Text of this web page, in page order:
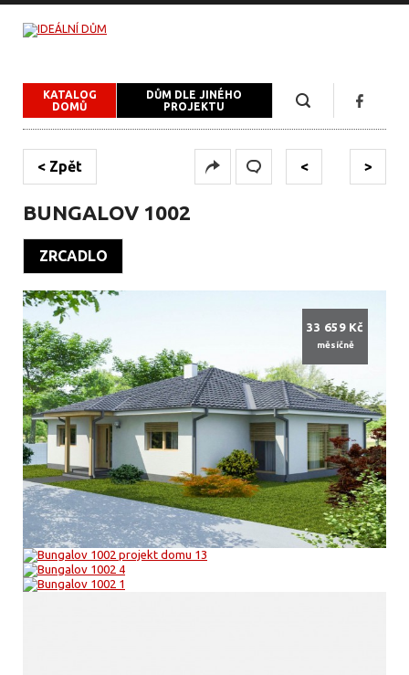
KATALOG
DOMŮ
DŮM DLE JINÉHO
PROJEKTU
>
<
< Zpět
BUNGALOV 1002
ZRCADLO
33 659 Kč
měsíčně